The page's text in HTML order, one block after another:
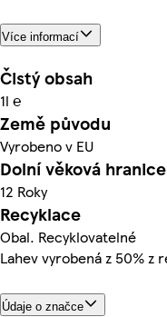
Více informací
Čistý obsah
1l ℮
Země původu
Vyrobeno v EU
Dolní věková hranice
12 Roky
Recyklace
Obal. Recyklovatelné
Lahev vyrobená z 50% z
Údaje o značce